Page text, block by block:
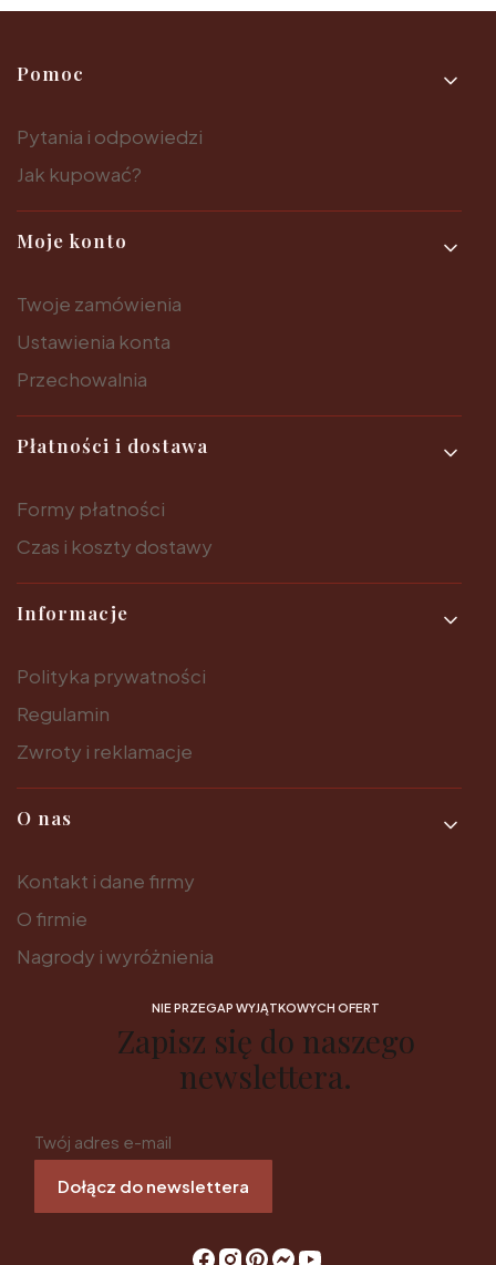
Linki w stopce
Pomoc
Pytania i odpowiedzi
Jak kupować?
Moje konto
Twoje zamówienia
Ustawienia konta
Przechowalnia
Płatności i dostawa
Formy płatności
Czas i koszty dostawy
Informacje
Polityka prywatności
Regulamin
Zwroty i reklamacje
O nas
Kontakt i dane firmy
O firmie
Nagrody i wyróżnienia
NIE PRZEGAP WYJĄTKOWYCH OFERT
Zapisz się do naszego
newslettera.
Twój adres e-mail
Dołącz do newslettera